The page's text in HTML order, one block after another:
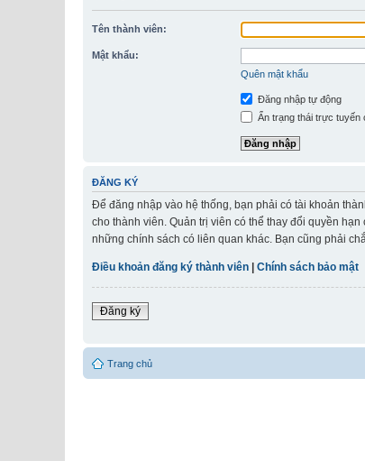
Tên thành viên:
Mật khẩu:
Quên mật khẩu
Đăng nhập tự động
Ẩn trạng thái trực tuyến
ĐĂNG KÝ
Để đăng nhập vào hệ thống, bạn phải có tài khoản
cho thành viên. Quản trị viên có thể thay đổi quyền
những chính sách có liên quan khác. Bạn cũng phải
Điều khoản đăng ký thành viên Chính sách bảo mật
Đăng ký
Trang chủ